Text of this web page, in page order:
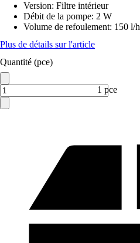
Version: Filtre intérieur
Débit de la pompe: 2 W
Volume de refoulement: 150 l/h
Plus de détails sur l'article
Quantité (pce)
1 pce